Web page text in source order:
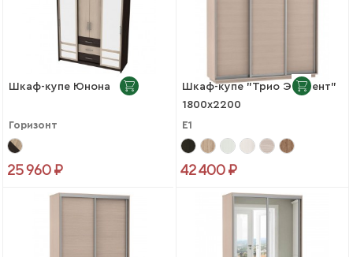
Шкаф-купе Юнона
Горизонт
25 960 ₽
Шкаф-купе "Трио Элемент"
1800х2200
Е1
42 400 ₽